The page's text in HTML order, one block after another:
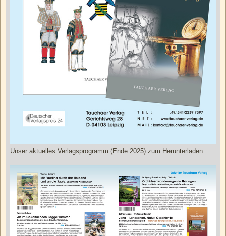
Unser aktuelles Verlagsprogramm (Ende 2025) zum Herunterladen.